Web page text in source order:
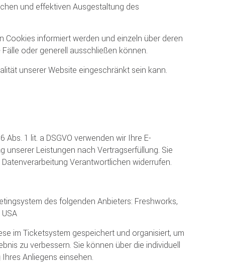
und effektiven Ausgestaltung des
Cookies informiert werden und einzeln über deren
oder generell ausschließen können.
unserer Website eingeschränkt sein kann.
1 lit. a DSGVO verwenden wir Ihre E-
unserer Leistungen nach Vertragserfüllung. Sie
Verantwortlichen widerrufen.
des folgenden Anbieters: Freshworks,
im Ticketsystem gespeichert und organisiert, um
zu verbessern. Sie können über die individuell
Anliegens einsehen.